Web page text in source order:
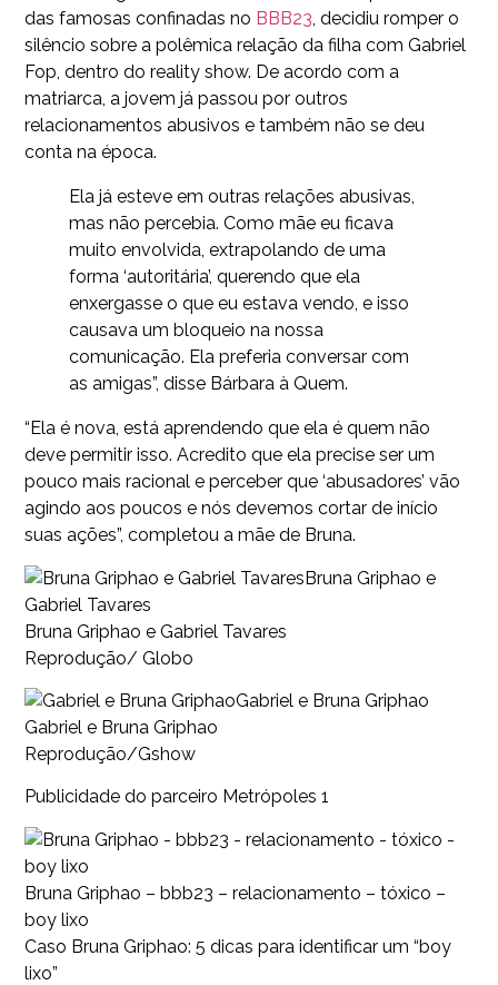
das famosas confinadas no BBB23, decidiu romper o
silêncio sobre a polêmica relação da filha com Gabriel
Fop, dentro do reality show. De acordo com a
matriarca, a jovem já passou por outros
relacionamentos abusivos e também não se deu
conta na época.
Ela já esteve em outras relações abusivas,
mas não percebia. Como mãe eu ficava
muito envolvida, extrapolando de uma
forma ‘autoritária’, querendo que ela
enxergasse o que eu estava vendo, e isso
causava um bloqueio na nossa
comunicação. Ela preferia conversar com
as amigas”, disse Bárbara à Quem.
“Ela é nova, está aprendendo que ela é quem não
deve permitir isso. Acredito que ela precise ser um
pouco mais racional e perceber que ‘abusadores’ vão
agindo aos poucos e nós devemos cortar de início
suas ações”, completou a mãe de Bruna.
Bruna Griphao e
Gabriel Tavares
Bruna Griphao e Gabriel Tavares
Reprodução/ Globo
Gabriel e Bruna Griphao
Gabriel e Bruna Griphao
Reprodução/Gshow
Publicidade do parceiro Metrópoles 1
Bruna Griphao – bbb23 – relacionamento – tóxico –
boy lixo
Caso Bruna Griphao: 5 dicas para identificar um “boy
lixo”